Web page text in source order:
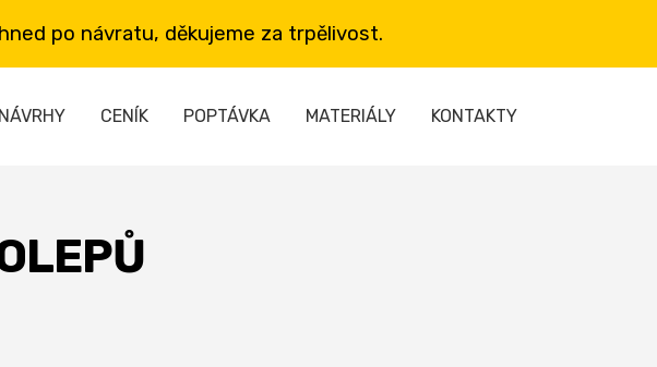
po návratu, děkujeme za trpělivost.
CENÍK POPTÁVKA MATERIÁLY KONTAKTY